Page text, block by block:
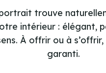
trouve
intérieur : élégant,
À offrir ou à
garanti.